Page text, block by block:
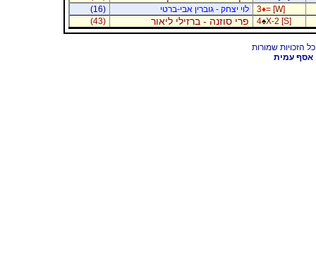
3♦= [W] לוי יצחק - גוברין אבי-ברטי
(16)
4♠X-2 [S] פרי סוזנה - ברזילי ליאור (43)
אסף עמית